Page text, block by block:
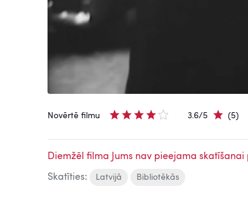
Novērtē filmu 3.6/5 (5)
Diemžēl filma Jums nav pieejama skatīšanai
Skatīties: Latvijā Bibliotēkās